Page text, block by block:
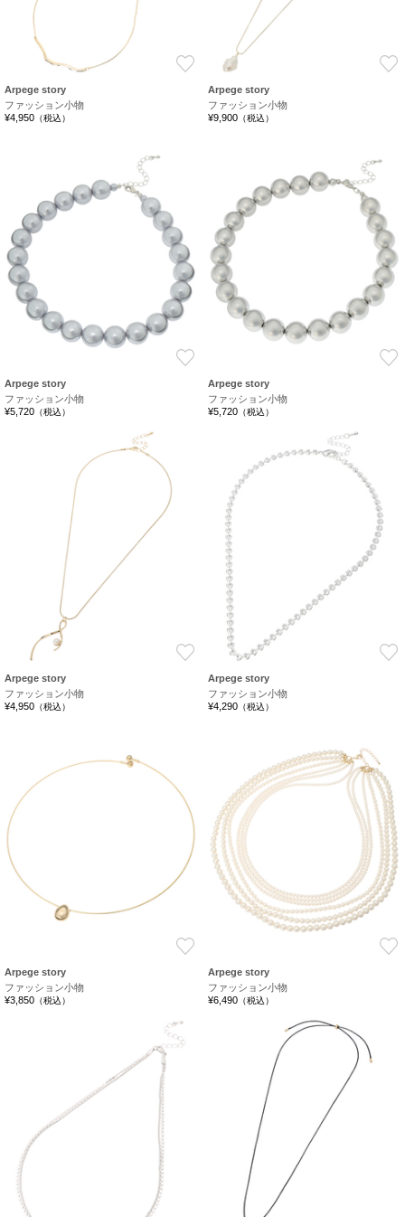
お気に入り
Arpege story
ファッション小物
¥4,950 （税込）
Arpege story
ファッション小物
¥9,900 （税込）
Arpege story
ファッション小物
¥5,720 （税込）
Arpege story
ファッション小物
¥5,720 （税込）
お気に入り
Arpege story
ファッション小物
¥4,950 （税込）
Arpege story
ファッション小物
¥4,290 （税込）
Arpege story
ファッション小物
¥3,850 （税込）
Arpege story
ファッション小物
¥6,490 （税込）